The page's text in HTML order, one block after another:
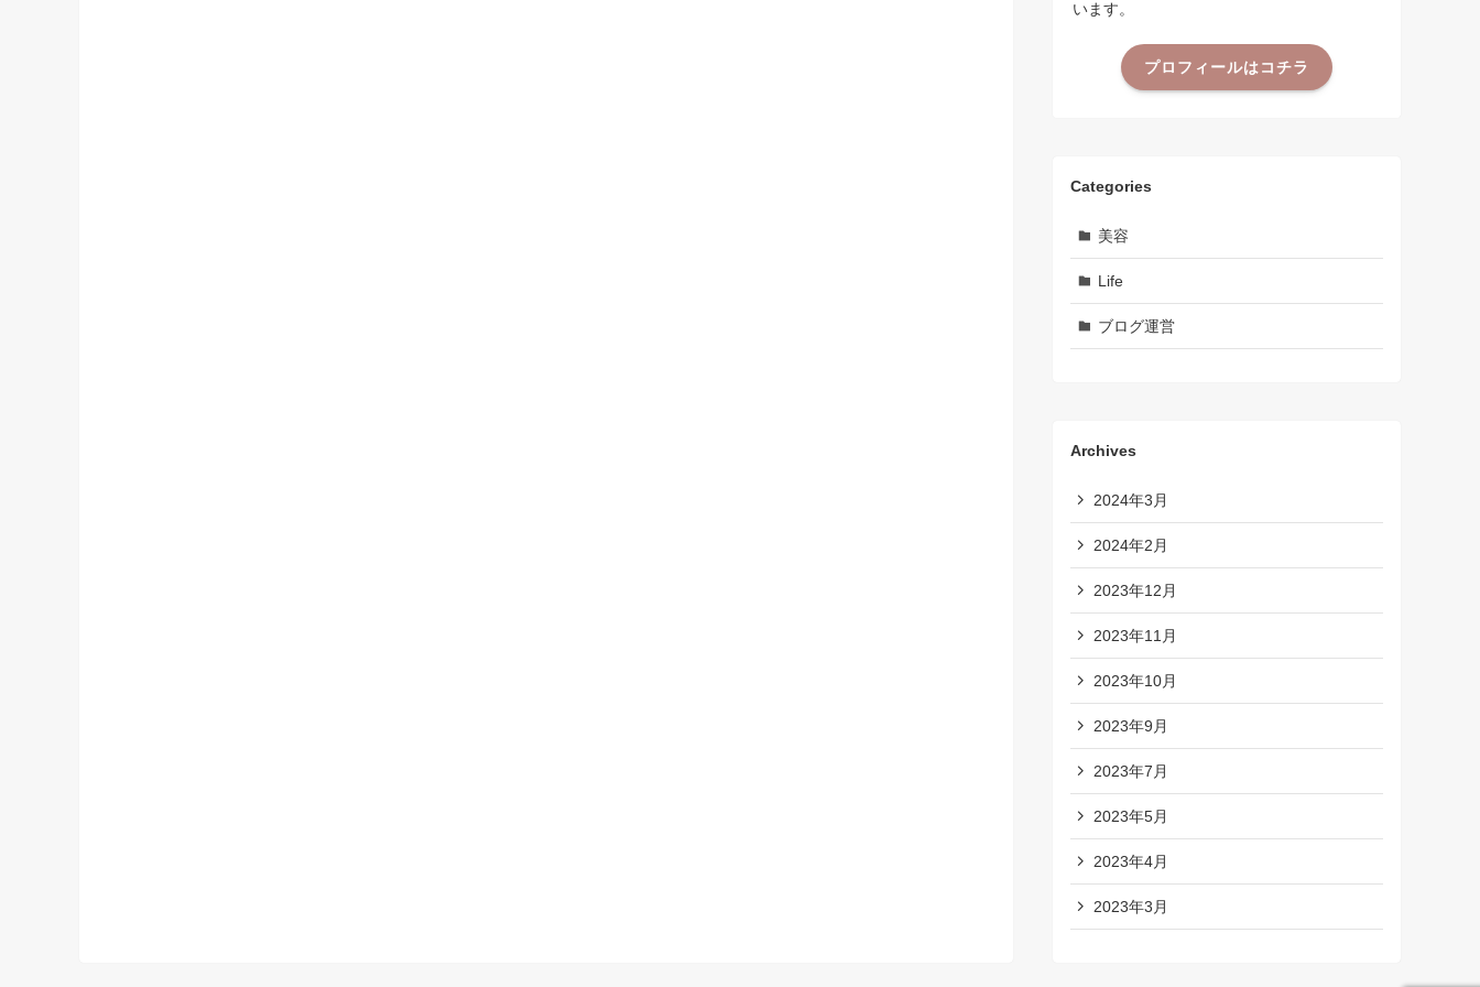
います。
プロフィールはコチラ
Categories
美容
Life
ブログ運営
Archives
2024年3月
2024年2月
2023年12月
2023年11月
2023年10月
2023年9月
2023年7月
2023年5月
2023年4月
2023年3月